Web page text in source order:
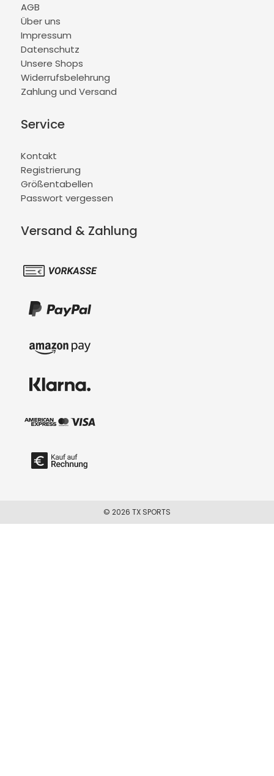
AGB
Über uns
Impressum
Datenschutz
Unsere Shops
Widerrufsbelehrung
Zahlung und Versand
Service
Kontakt
Registrierung
Größentabellen
Passwort vergessen
Versand & Zahlung
© 2026 TX SPORTS